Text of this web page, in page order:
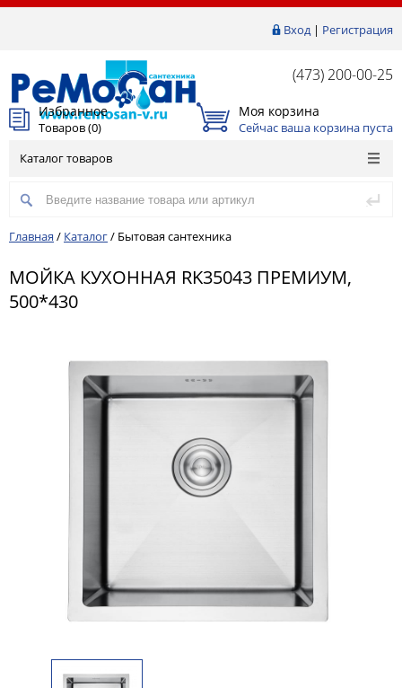
Вход| Регистрация
(473) 200-00-25
Избранное
Товаров (0)
Моя корзина
Сейчас ваша корзина пуста
Каталог товаров
Главная / Каталог/ Бытовая сантехника
МОЙКА КУХОННАЯ RK35043 ПРЕМИУМ,
500*430